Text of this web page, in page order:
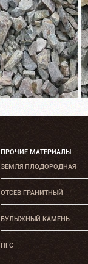
ПРОЧИЕ МАТЕРИАЛЫ
ЗЕМЛЯ ПЛОДОРОДНАЯ
ОТСЕВ ГРАНИТНЫЙ
БУЛЫЖНЫЙ КАМЕНЬ
ПГС